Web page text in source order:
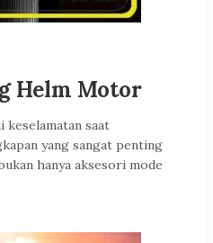
Helm Motor
keselamatan saat
yang sangat penting
hanya aksesori mode